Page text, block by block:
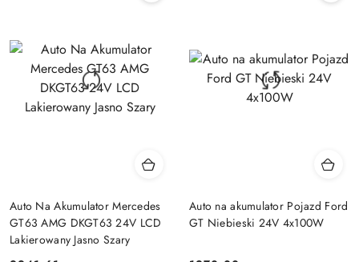
Auto Na Akumulator Mercedes
GT63 AMG DKGT63 24V LCD
Lakierowany Jasno Szary
Auto na akumulator Pojazd Ford
GT Niebieski 24V 4x100W